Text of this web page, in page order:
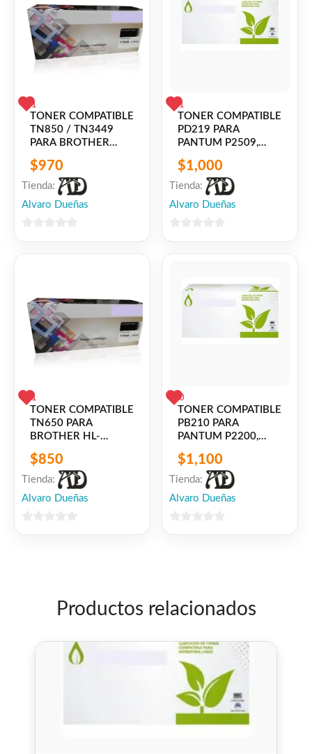
1
TONER COMPATIBLE
TN850 / TN3449
PARA BROTHER
DCP-L5500DN/DCP-
5600DN/DCP-
5650DN/HL-
L5000/HL-
L5100DN/HL-
L6400/MFC-
L5700/L5800/L5850/L5900/L6700/L6750/L6800/L6900
$970
Tienda:
Alvaro Dueñas
1
TONER COMPATIBLE
PD219 PARA
PANTUM P2509,
M6509, M6559,
M6609
$1,000
Tienda:
Alvaro Dueñas
1
TONER COMPATIBLE
TN650 PARA
BROTHER HL-
8070/8080/8085/MFC-
8370/8380/8480/8880/8890
$850
Tienda:
Alvaro Dueñas
0
TONER COMPATIBLE
PB210 PARA
PANTUM P2200,
M6500NW, M6550,
M6550NW,
M6600NW
$1,100
Tienda:
Alvaro Dueñas
Productos relacionados